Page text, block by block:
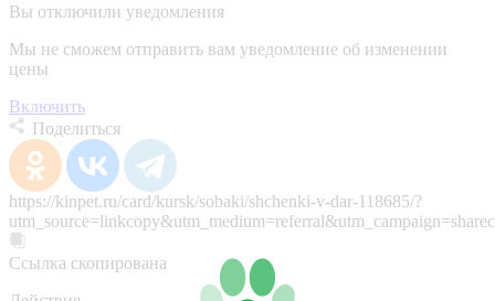
Вы отключили уведомления
Мы не сможем отправить вам уведомление об изменении
цены
Включить
Поделиться
https://kinpet.ru/card/kursk/sobaki/shchenki-v-dar-118685/?
Ссылка скопирована